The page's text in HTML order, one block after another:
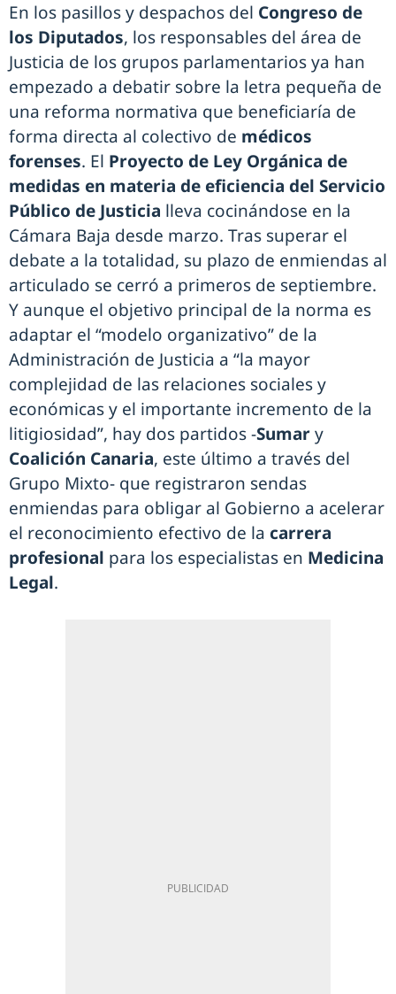
En los pasillos y despachos del Congreso de
los Diputados, los responsables del área de
Justicia de los grupos parlamentarios ya han
empezado a debatir sobre la letra pequeña de
una reforma normativa que beneficiaría de
forma directa al colectivo de médicos
forenses. El Proyecto de Ley Orgánica de
medidas en materia de eficiencia del Servicio
Público de Justicia lleva cocinándose en la
Cámara Baja desde marzo. Tras superar el
debate a la totalidad, su plazo de enmiendas al
articulado se cerró a primeros de septiembre.
Y aunque el objetivo principal de la norma es
adaptar el “modelo organizativo” de la
Administración de Justicia a “la mayor
complejidad de las relaciones sociales y
económicas y el importante incremento de la
litigiosidad”, hay dos partidos -Sumary
Coalición Canaria, este último a través del
Grupo Mixto- que registraron sendas
enmiendas para obligar al Gobierno a acelerar
el reconocimiento efectivo de la carrera
profesional para los especialistas en Medicina
Legal.